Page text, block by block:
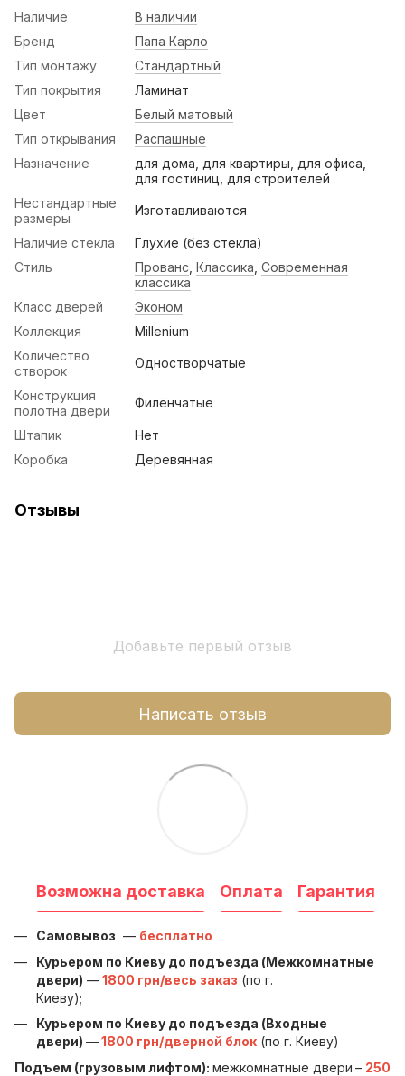
Наличие
В наличии
Бренд
Папа Карло
Тип монтажу
Стандартный
Тип покрытия
Ламинат
Цвет
Белый матовый
Тип открывания
Распашные
Назначение
для дома, для квартиры, для офиса,
для гостиниц, для строителей
Нестандартные
размеры
Изготавливаются
Наличие стекла
Глухие (без стекла)
Стиль
Прованс Классика Современная
классика
Класс дверей
Эконом
Коллекция
Millenium
Количество
створок
Одностворчатые
Конструкция
полотна двери
Филёнчатые
Штапик
Нет
Коробка
Деревянная
Отзывы
Добавьте первый отзыв
Написать отзыв
Возможна доставка Оплата Гарантия
Самовывоз — бесплатно
Курьером по Киеву до подъезда (Межкомнатные
двери) —1800 грн/весь заказ (по г.
Киеву);
Курьером по Киеву до подъезда (Входные
двери) —1800 грн/дверной блок (по г. Киеву)
Подъем (грузовым лифтом): межкомнатные двери – 250